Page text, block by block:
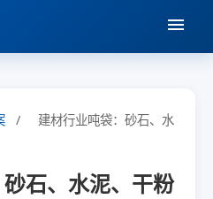
/
建材行业吨袋：砂石、水
石、水泥、干粉